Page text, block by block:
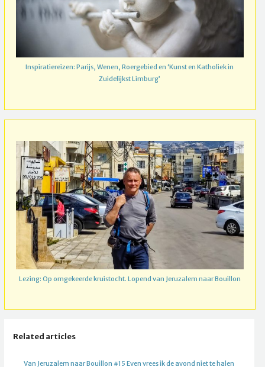
Inspiratiereizen: Parijs, Wenen, Roergebied en ‘Kunst en Katholiek in
Zuidelijkst Limburg’
Lezing: Op omgekeerde kruistocht. Lopend van Jeruzalem naar Bouillon
Related articles
Van Jeruzalem naar Bouillon #15 Even vrees ik de avond niet te halen